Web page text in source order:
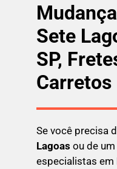
Sete
SP,
Carretos
Se você precisa
Lagoas ou de um
especialistas em